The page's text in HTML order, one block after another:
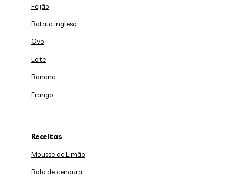
Feijão
Batata inglesa
Ovo
Leite
Banana
Frango
Receitas
Mousse de Limão
Bolo de cenoura